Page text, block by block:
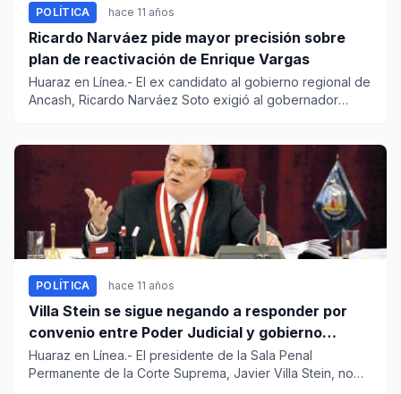
POLÍTICA hace 11 años
Ricardo Narváez pide mayor precisión sobre
plan de reactivación de Enrique Vargas
Huaraz en Línea.- El ex candidato al gobierno regional de
Ancash, Ricardo Narváez Soto exigió al gobernador
POLÍTICA hace 11 años
Villa Stein se sigue negando a responder por
convenio entre Poder Judicial y gobierno
regional en época de César Álvarez
Huaraz en Línea.- El presidente de la Sala Penal
Permanente de la Corte Suprema, Javier Villa Stein, no